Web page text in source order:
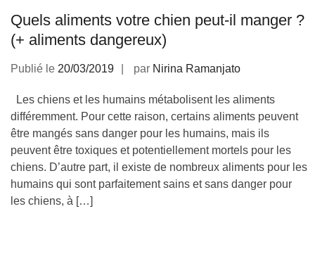
Quels aliments votre chien peut-il manger ?
(+ aliments dangereux)
Publié le 20/03/2019 par Nirina Ramanjato
Les chiens et les humains métabolisent les aliments
différemment. Pour cette raison, certains aliments peuvent
être mangés sans danger pour les humains, mais ils
peuvent être toxiques et potentiellement mortels pour les
chiens. D’autre part, il existe de nombreux aliments pour les
humains qui sont parfaitement sains et sans danger pour
les chiens, à […]